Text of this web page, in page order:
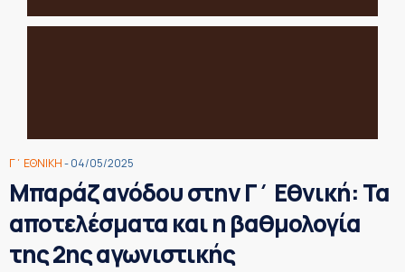
Γ΄ ΕΘΝΙΚΗ- 04/05/2025
Μπαράζ ανόδου στην Γ΄ Εθνική: Τα
αποτελέσματα και η βαθμολογία
της 2ης αγωνιστικής